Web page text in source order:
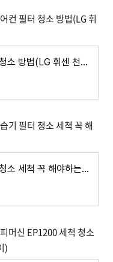
컨 필터 청소 방법(LG 휘
시스템 에어컨 필터 청소 방법(LG 휘센 천정형 직사각형 모델)
기 필터 청소 세척 꼭 해
위닉스 제습기 필터 청소 세척 꼭 해야하는 이유(feat. 곰팡이)
머신 EP1200 세척 청소
)